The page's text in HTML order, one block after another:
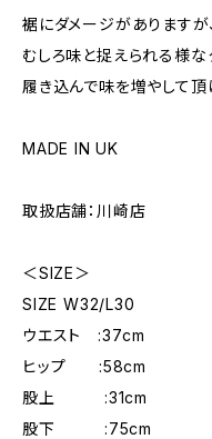
裾にダメージがありますが、
むしろ味と捉えられる様
履き込んで味を増やして頂
MADE IN UK
取扱店舗：川崎店
＜SIZE＞
SIZE W32/L30
ウエスト :37cm
ヒップ :58cm
股上 :31cm
股下 :75cm